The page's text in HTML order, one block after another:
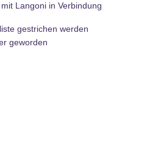
Langoni in Verbindung
gestrichen werden
geworden